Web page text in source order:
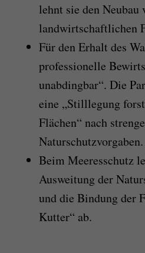
lehnt sie den Neubau
landwirtschaftlichen
Für den Erhalt des
professionelle
unabdingbar“. Die
eine „Stilllegung
Flächen“ nach
Naturschutzvorgaben.
Beim Meeresschutz
Ausweitung der
und die Bindung der
Kutter“ ab.